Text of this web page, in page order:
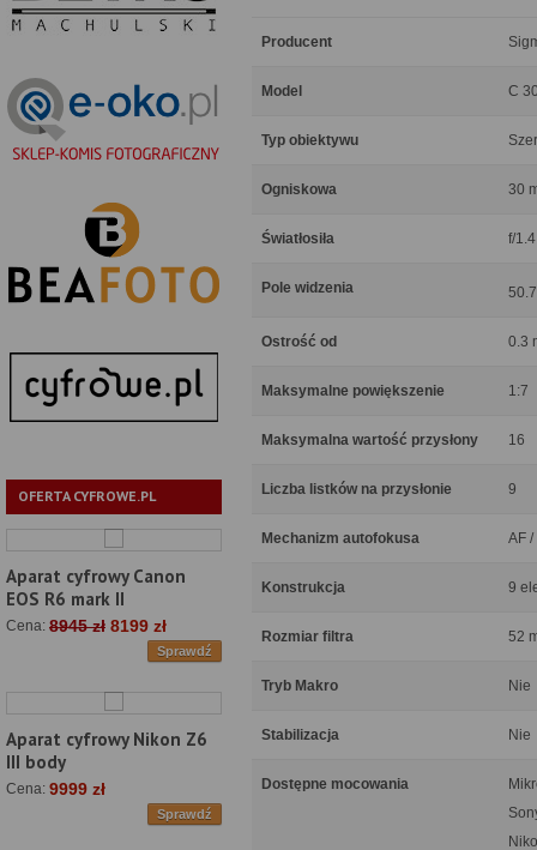
OFERTA CYFROWE.PL
Aparat cyfrowy Canon
EOS R6 mark II
Cena: 8945 zł 8199 zł
Sprawdź
Aparat cyfrowy Nikon Z6
III body
Cena: 9999 zł
Sprawdź
Producent
Model C
Typ obiektywu
Ogniskowa 30
Światłosiła f/1.4
Pole widzenia
Ostrość od 0.3
Maksymalne powiększenie 1:7
Maksymalna wartość przysłony 16
Liczba listków na przysłonie 9
Mechanizm autofokusa AF /
Konstrukcja 9
Rozmiar filtra 52
Tryb Makro Nie
Stabilizacja Nie
Dostępne mocowania